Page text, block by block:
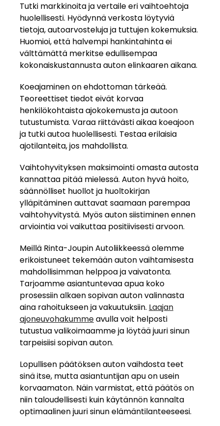
Tutki markkinoita ja vertaile eri vaihtoehtoja
huolellisesti. Hyödynnä verkosta löytyviä
tietoja, autoarvosteluja ja tuttujen kokemuksia.
Huomioi, että halvempi hankintahinta ei
välttämättä merkitse edullisempaa
kokonaiskustannusta auton elinkaaren aikana.
Koeajaminen on ehdottoman tärkeää.
Teoreettiset tiedot eivät korvaa
henkilökohtaista ajokokemusta ja autoon
tutustumista. Varaa riittävästi aikaa koeajoon
ja tutki autoa huolellisesti. Testaa erilaisia
ajotilanteita, jos mahdollista.
Vaihtohyvityksen maksimointi omasta autosta
kannattaa pitää mielessä. Auton hyvä hoito,
säännölliset huollot ja huoltokirjan
ylläpitäminen auttavat saamaan parempaa
vaihtohyvitystä. Myös auton siistiminen ennen
arviointia voi vaikuttaa positiivisesti arvoon.
Meillä Rinta-Joupin Autoliikkeessä olemme
erikoistuneet tekemään auton vaihtamisesta
mahdollisimman helppoa ja vaivatonta.
Tarjoamme asiantuntevaa apua koko
prosessiin alkaen sopivan auton valinnasta
aina rahoitukseen ja vakuutuksiin. Laajan
ajoneuvohakummeavulla voit helposti
tutustua valikoimaamme ja löytää juuri sinun
tarpeisiisi sopivan auton.
Lopullisen päätöksen auton vaihdosta teet
sinä itse, mutta asiantuntijan apu on usein
korvaamaton. Näin varmistat, että päätös on
niin taloudellisesti kuin käytännön kannalta
optimaalinen juuri sinun elämäntilanteeseesi.